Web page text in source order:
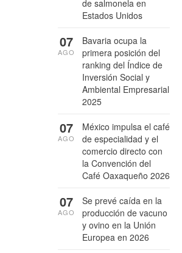
de salmonela en
Estados Unidos
Bavaria ocupa la
primera posición del
ranking del Índice de
Inversión Social y
Ambiental Empresarial
2025
07
AGO
México impulsa el café
de especialidad y el
comercio directo con
la Convención del
Café Oaxaqueño 2026
07
AGO
Se prevé caída en la
producción de vacuno
y ovino en la Unión
Europea en 2026
07
AGO